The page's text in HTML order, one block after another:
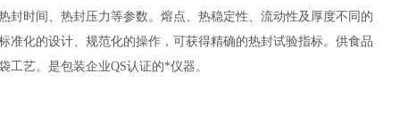
时间、热封压力等参数。熔点、热稳定性、流动性及厚度不同的
化的设计、规范化的操作，可获得精确的热封试验指标。供食品
艺。是包装企业QS认证的*仪器。